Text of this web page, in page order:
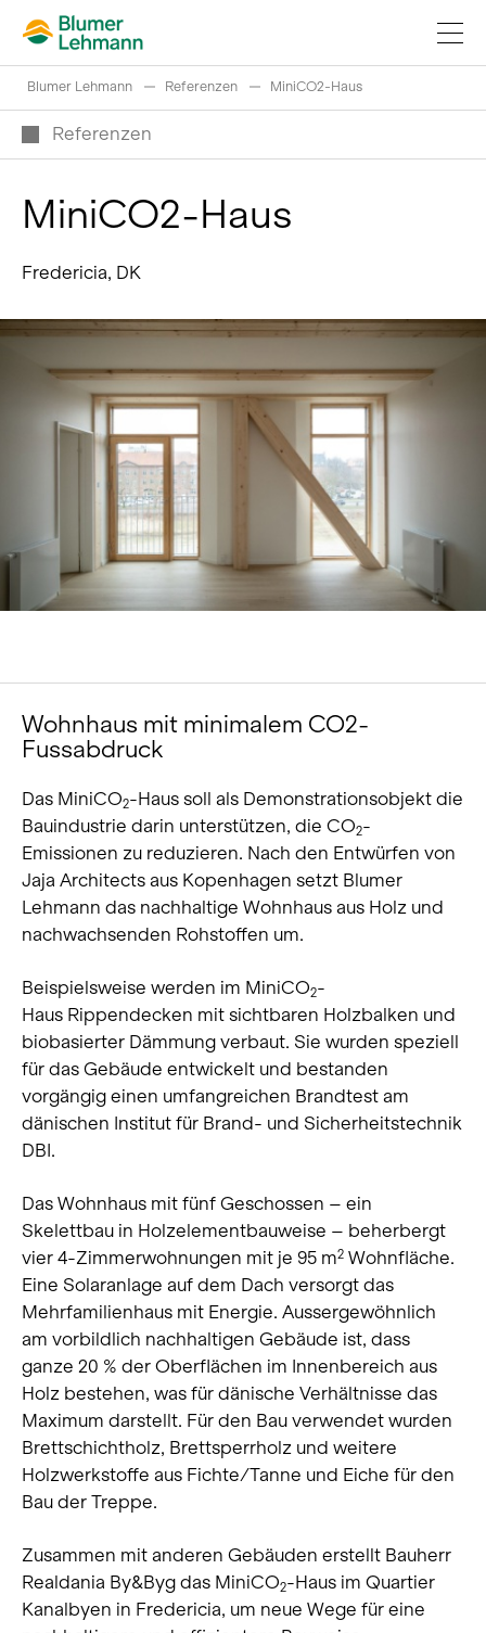
Bauprojekte realisieren
Produkte kaufen
Referenzen
Faszination Holz
Schweizer Rundholz
Karriere
News und Medien
Deutsch
Blumer Lehmann Referenzen MiniCO2-Haus
Referenzen
MiniCO2-Haus
Fredericia, DK
Wohnhaus mit minimalem CO2-
Fussabdruck
Das MiniCO2-Haus soll als Demonstrationsobjekt die
Bauindustrie darin unterstützen, die CO2-
Emissionen zu reduzieren. Nach den Entwürfen von
Jaja Architects aus Kopenhagen setzt Blumer
Lehmann das nachhaltige Wohnhaus aus Holz und
nachwachsenden Rohstoffen um.
Beispielsweise werden im MiniCO2-
Haus Rippendecken mit sichtbaren Holzbalken und
biobasierter Dämmung verbaut. Sie wurden speziell
für das Gebäude entwickelt und bestanden
vorgängig einen umfangreichen Brandtest am
dänischen Institut für Brand- und Sicherheitstechnik
DBI.
Das Wohnhaus mit fünf Geschossen – ein
Skelettbau in Holzelementbauweise – beherbergt
vier 4-Zimmerwohnungen mit je 95 m2 Wohnfläche.
Eine Solaranlage auf dem Dach versorgt das
Mehrfamilienhaus mit Energie. Aussergewöhnlich
am vorbildlich nachhaltigen Gebäude ist, dass
ganze 20 % der Oberflächen im Innenbereich aus
Holz bestehen, was für dänische Verhältnisse das
Maximum darstellt. Für den Bau verwendet wurden
Brettschichtholz, Brettsperrholz und weitere
Holzwerkstoffe aus Fichte/Tanne und Eiche für den
Bau der Treppe.
Zusammen mit anderen Gebäuden erstellt Bauherr
Realdania By&Byg das MiniCO2-Haus im Quartier
Kanalbyen in Fredericia, um neue Wege für eine